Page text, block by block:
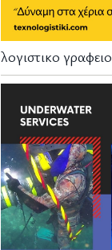
λογιστικο γραφειο